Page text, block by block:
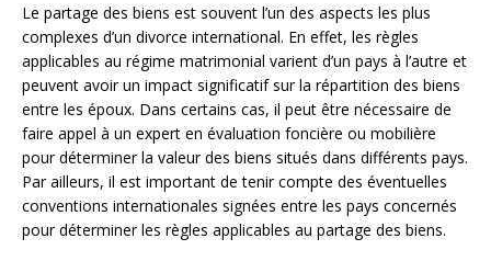
Le partage des biens est souvent l’un des aspects les plus
complexes d’un divorce international. En effet, les règles
applicables au régime matrimonial varient d’un pays à l’autre et
peuvent avoir un impact significatif sur la répartition des biens
entre les époux. Dans certains cas, il peut être nécessaire de
faire appel à un expert en évaluation foncière ou mobilière
pour déterminer la valeur des biens situés dans différents pays.
Par ailleurs, il est important de tenir compte des éventuelles
conventions internationales signées entre les pays concernés
pour déterminer les règles applicables au partage des biens.